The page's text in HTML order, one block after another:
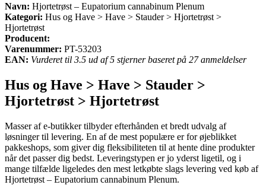
Navn: Hjortetrøst – Eupatorium cannabinum Plenum
Kategori: Hus og Have > Have > Stauder > Hjortetrøst >
Hjortetrøst
Producent:
Varenummer: PT-53203
EAN: Vurderet til 3.5 ud af 5 stjerner baseret på 27 anmeldelser
Hus og Have > Have > Stauder >
Hjortetrøst > Hjortetrøst
Masser af e-butikker tilbyder efterhånden et bredt udvalg af
løsninger til levering. En af de mest populære er for øjeblikket
pakkeshops, som giver dig fleksibiliteten til at hente dine produkter
når det passer dig bedst. Leveringstypen er jo yderst ligetil, og i
mange tilfælde ligeledes den mest letkøbte slags levering ved køb af
Hjortetrøst – Eupatorium cannabinum Plenum.